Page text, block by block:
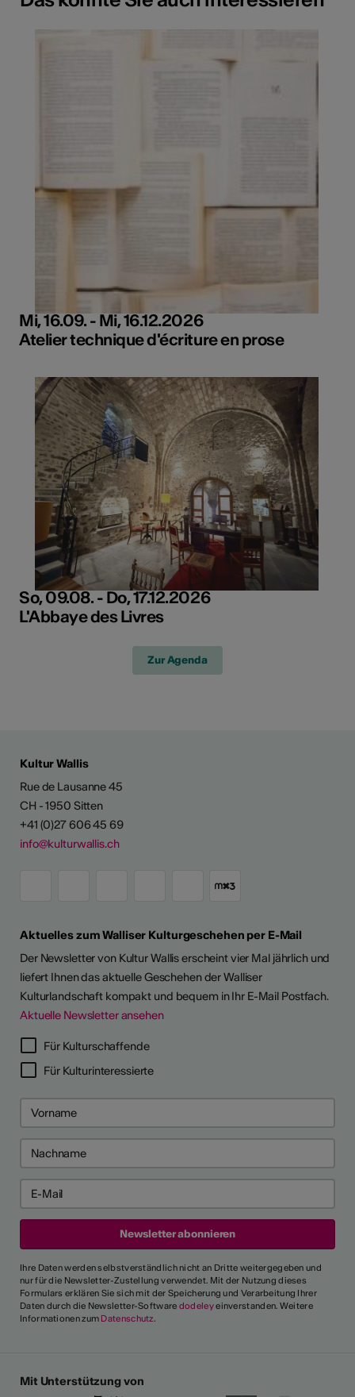
Mi, 16.09. - Mi, 16.12.2026
Atelier technique d'écriture en prose
So, 09.08. - Do, 17.12.2026
L'Abbaye des Livres
Zur Agenda
Kultur Wallis
Rue de Lausanne 45
CH - 1950 Sitten
+41 (0)27 606 45 69
info@kulturwallis.ch
Aktuelles zum Walliser Kulturgeschehen per E-Mail
Der Newsletter von Kultur Wallis erscheint vier Mal jährlich und
liefert Ihnen das aktuelle Geschehen der Walliser
Kulturlandschaft kompakt und bequem in Ihr E-Mail Postfach.
Aktuelle Newsletter ansehen
Für Kulturschaffende
Für Kulturinteressierte
Ihre Daten werden selbstverständlich nicht an Dritte weitergegeben und
nur für die Newsletter-Zustellung verwendet. Mit der Nutzung dieses
Formulars erklären Sie sich mit der Speicherung und Verarbeitung Ihrer
Daten durch die Newsletter-Software dodeleyeinverstanden. Weitere
Informationen zum Datenschutz.
Mit Unterstützung von